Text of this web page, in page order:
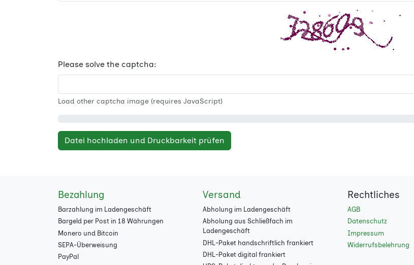
Please solve the captcha:
Load other captcha image (requires JavaScript)
Datei hochladen und Druckbarkeit prüfen
Bezahlung
Barzahlung im Ladengeschäft
Bargeld per Post in 18 Währungen
Monero und Bitcoin
SEPA-Überweisung
PayPal
Versand
Abholung im Ladengeschäft
Abholung aus Schließfach im
Ladengeschäft
DHL-Paket handschriftlich frankiert
DHL-Paket digital frankiert
Rechtliches
AGB
Datenschutz
Impressum
Widerrufsbelehrung